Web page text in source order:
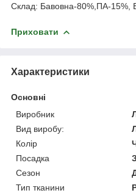
Склад: Бавовна-80%,ПА-15%,
Приховати
Характеристики
Основні
Виробник
Вид виробу:
Колір
Посадка
Сезон
Тип тканини